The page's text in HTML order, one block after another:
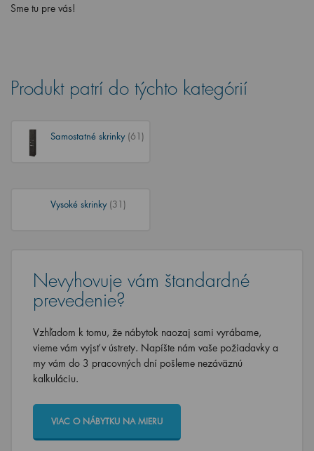
Sme tu pre vás!
Produkt patrí do týchto kategórií
Samostatné skrinky (61)
Vysoké skrinky (31)
Nevyhovuje vám štandardné
prevedenie?
Vzhľadom k tomu, že nábytok naozaj sami vyrábame,
vieme vám vyjsť v ústrety. Napíšte nám vaše požiadavky a
my vám do 3 pracovných dní pošleme nezáväznú
kalkuláciu.
VIAC O NÁBYTKU NA MIERU